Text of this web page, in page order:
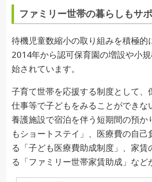
ファミリー世帯の暮らしもサ
待機児童数縮小の取り組みを積極的
2014年から認可保育園の増設や小
始されています。
子育て世帯を応援する制度として、
仕事等で子どもをみることができな
養護施設で宿泊を伴う短期間の預か
もショートステイ」、医療費の自己
る「子ども医療費助成制度」、家賃
る「ファミリー世帯家賃助成」など